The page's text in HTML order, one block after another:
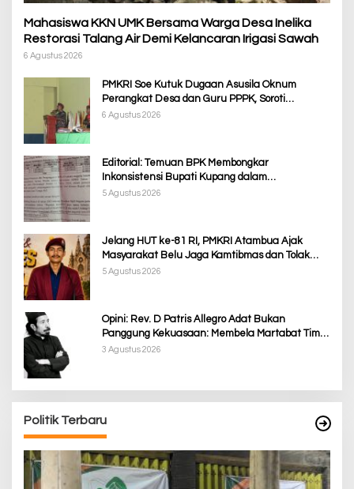
Mahasiswa KKN UMK Bersama Warga Desa Inelika
Restorasi Talang Air Demi Kelancaran Irigasi Sawah
6 Agustus 2026
PMKRI Soe Kutuk Dugaan Asusila Oknum
Perangkat Desa dan Guru PPPK, Soroti
Ketimpangan Penanganan Pemkab TTS
6 Agustus 2026
Editorial: Temuan BPK Membongkar
Inkonsistensi Bupati Kupang dalam
Menjalankan Regulasi
5 Agustus 2026
Jelang HUT ke-81 RI, PMKRI Atambua Ajak
Masyarakat Belu Jaga Kamtibmas dan Tolak
Provokasi
5 Agustus 2026
Opini: Rev. D Patris Allegro Adat Bukan
Panggung Kekuasaan: Membela Martabat Timor
dari Politik Simbolik
3 Agustus 2026
Politik Terbaru